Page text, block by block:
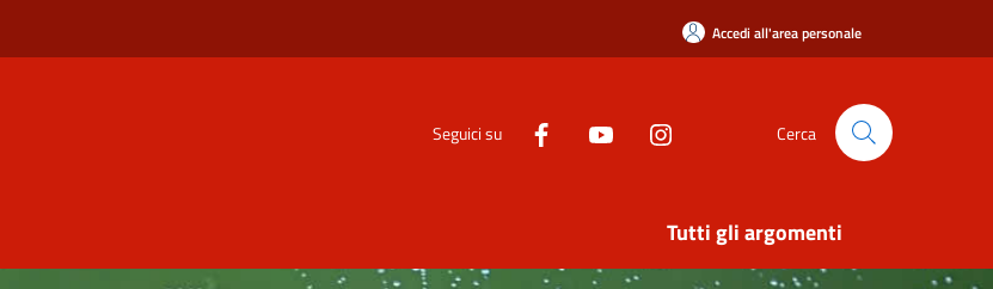
Accedi all'area personale
Seguici su Cerca
Tutti gli argomenti